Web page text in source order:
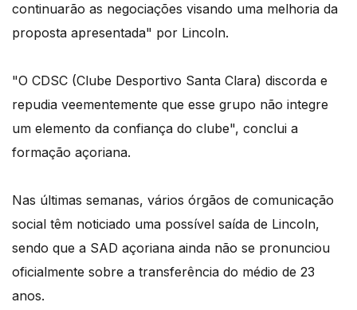
continuarão as negociações visando uma melhoria da
proposta apresentada" por Lincoln.
"O CDSC (Clube Desportivo Santa Clara) discorda e
repudia veementemente que esse grupo não integre
um elemento da confiança do clube", conclui a
formação açoriana.
Nas últimas semanas, vários órgãos de comunicação
social têm noticiado uma possível saída de Lincoln,
sendo que a SAD açoriana ainda não se pronunciou
oficialmente sobre a transferência do médio de 23
anos.